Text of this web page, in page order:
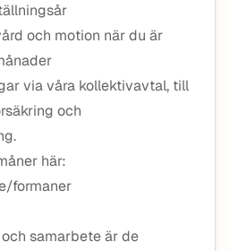
och motion när du är
via våra kollektivavtal, till
och
här:
formaner
samarbete är de